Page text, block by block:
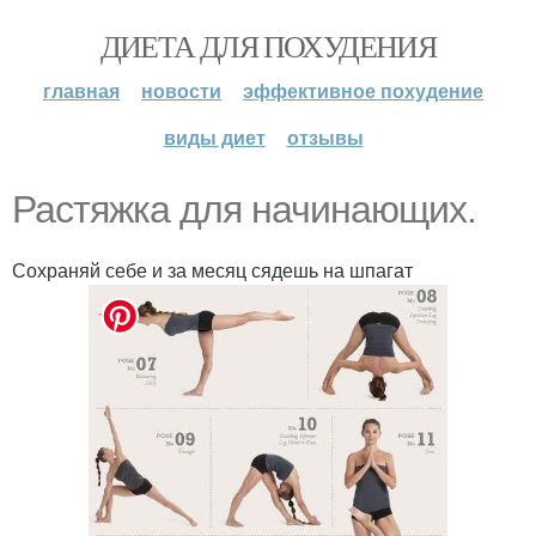
ДИЕТА ДЛЯ ПОХУДЕНИЯ
главная новости
эффективное похудение
виды диет
отзывы
Растяжка для начинающих.
Сохраняй себе и за месяц сядешь на шпагат